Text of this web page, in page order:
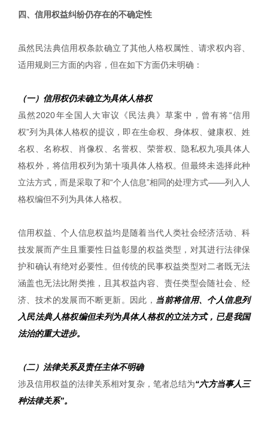
四、信用权益纠纷仍存在的不确定性
虽然民法典信用权条款确立了其他人格权属性、请求权内容、
适用规则三方面的内容，但在如下方面仍未明确：
（一）信用权仍未确立为具体人格权
虽然2020年全国人大审议《民法典》草案中，曾有将“信用
权”列为具体人格权的提议，即在生命权、身体权、健康权、姓
名权、名称权、肖像权、名誉权、荣誉权、隐私权九项具体人
格权外，将信用权列为第十项具体人格权。但最终未选择此种
立法方式，而是采取了和“个人信息”相同的处理方式——列入人
格权编但不列为具体人格权。
信用权益、个人信息权益均是随着当代人类社会经济活动、科
技发展而产生且重要性日益彰显的权益类型，对其进行法律保
护和确认有绝对必要性。但传统的民事权益类型对二者既无法
涵盖也无法比附类推，且其权益内容、责任类型会随社会、经
济、技术的发展而不断更新。因此， 当前将信用、个人信息列
入民法典人格权编但未列为具体人格权的立法方式，已是我国
法治的重大进步。
（二）法律关系及责任主体不明确
涉及信用权益的法律关系相对复杂，笔者总结为“六方当事人三
种法律关系”。